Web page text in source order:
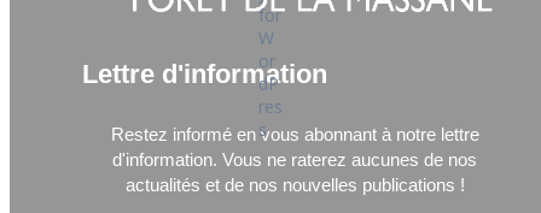
Lettre d'information
Restez informé en vous abonnant à notre lettre
d'information. Vous ne raterez aucunes de nos
actualités et de nos nouvelles publications !